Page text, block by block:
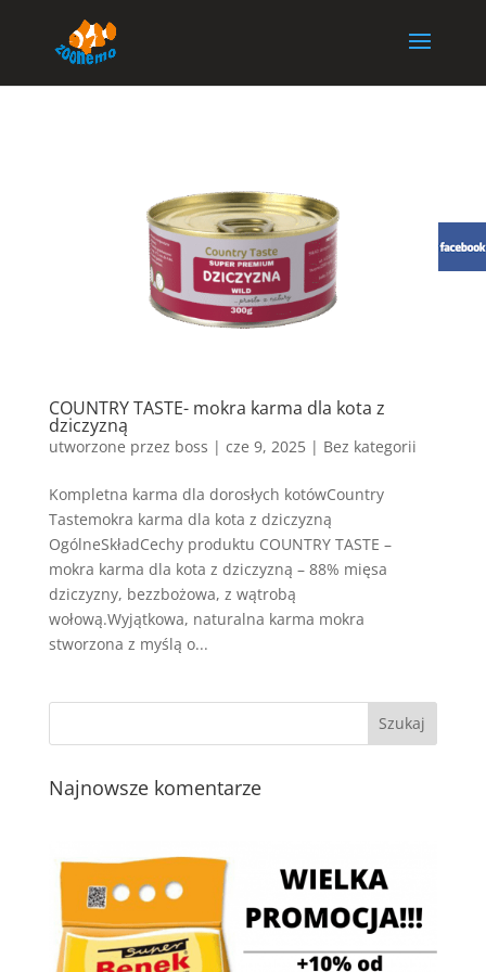
COUNTRY TASTE- mokra karma dla kota z
dziczyzną
utworzone przez boss | cze 9, 2025| Bez kategorii
Kompletna karma dla dorosłych kotówCountry
Tastemokra karma dla kota z dziczyzną
OgólneSkładCechy produktu COUNTRY TASTE –
mokra karma dla kota z dziczyzną – 88% mięsa
dziczyzny, bezzbożowa, z wątrobą
wołową.Wyjątkowa, naturalna karma mokra
stworzona z myślą o...
Najnowsze komentarze